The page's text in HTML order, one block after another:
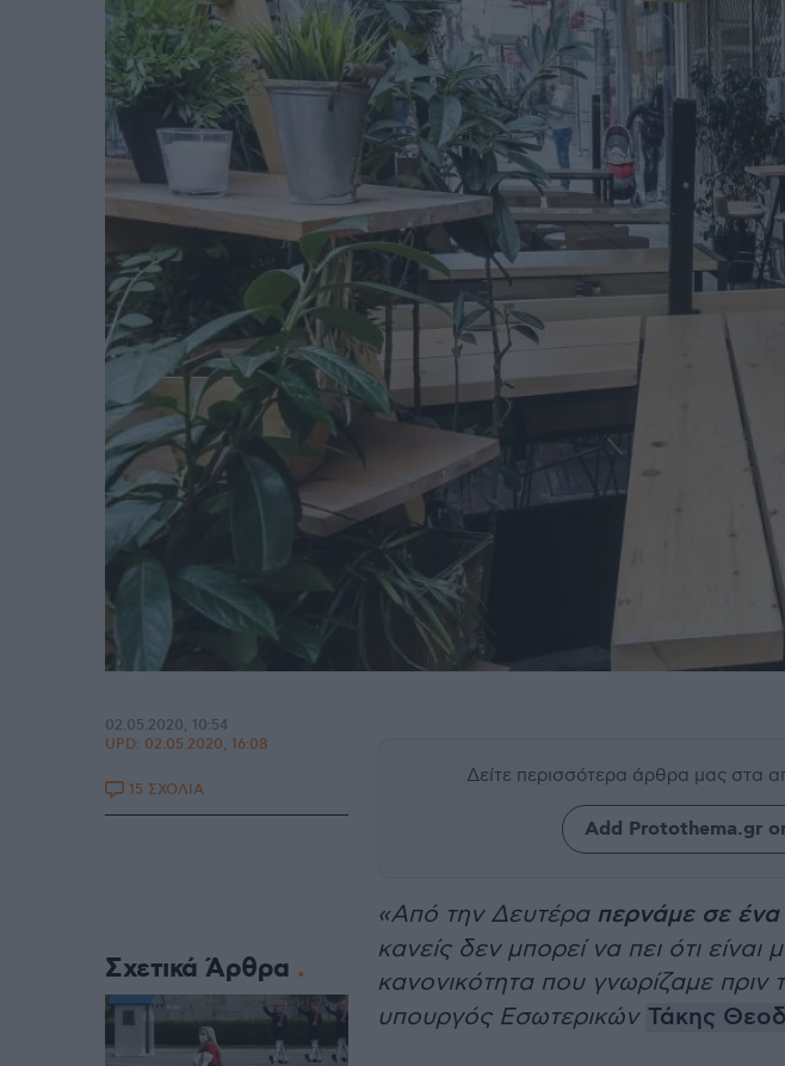
Δείτε περισσότερα άρθρα μας στα
Add Protothema.gr
«Από την Δευτέρα περνάμε σε
κανείς δεν μπορεί να πει ότι είναι
κανονικότητα που γνωρίζαμε πριν
υπουργός Εσωτερικών Τάκης
02.05.2020, 10:54
UPD: 02.05.2020, 16:08
15 ΣΧΟΛΙΑ
Σχετικά Άρθρα